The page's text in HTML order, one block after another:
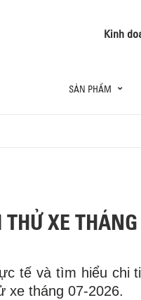
Kinh
SẢN PHẨM
XE
tế và tìm hiểu chi
xe tháng 07-2026.